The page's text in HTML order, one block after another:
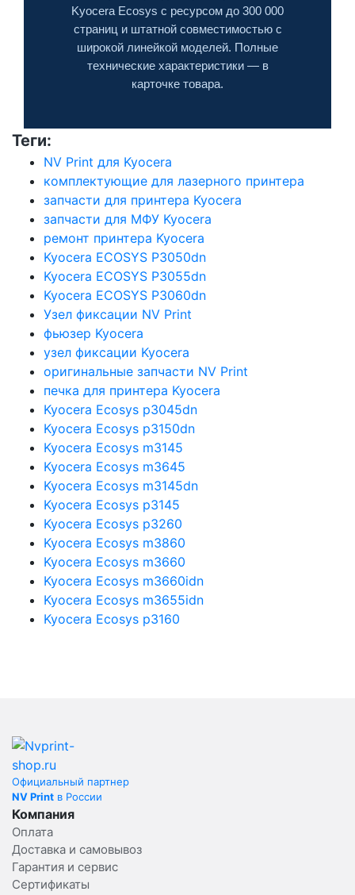
Kyocera Ecosys с ресурсом до 300 000
страниц и штатной совместимостью с
широкой линейкой моделей. Полные
технические характеристики — в
карточке товара.
Теги:
NV Print для Kyocera
комплектующие для лазерного принтера
запчасти для принтера Kyocera
запчасти для МФУ Kyocera
ремонт принтера Kyocera
Kyocera ECOSYS P3050dn
Kyocera ECOSYS P3055dn
Kyocera ECOSYS P3060dn
Узел фиксации NV Print
фьюзер Kyocera
узел фиксации Kyocera
оригинальные запчасти NV Print
печка для принтера Kyocera
Kyocera Ecosys p3045dn
Kyocera Ecosys p3150dn
Kyocera Ecosys m3145
Kyocera Ecosys m3645
Kyocera Ecosys m3145dn
Kyocera Ecosys p3145
Kyocera Ecosys p3260
Kyocera Ecosys m3860
Kyocera Ecosys m3660
Kyocera Ecosys m3660idn
Kyocera Ecosys m3655idn
Kyocera Ecosys p3160
Официальный партнер
NV Print в России
Компания
Оплата
Доставка и самовывоз
Гарантия и сервис
Сертификаты